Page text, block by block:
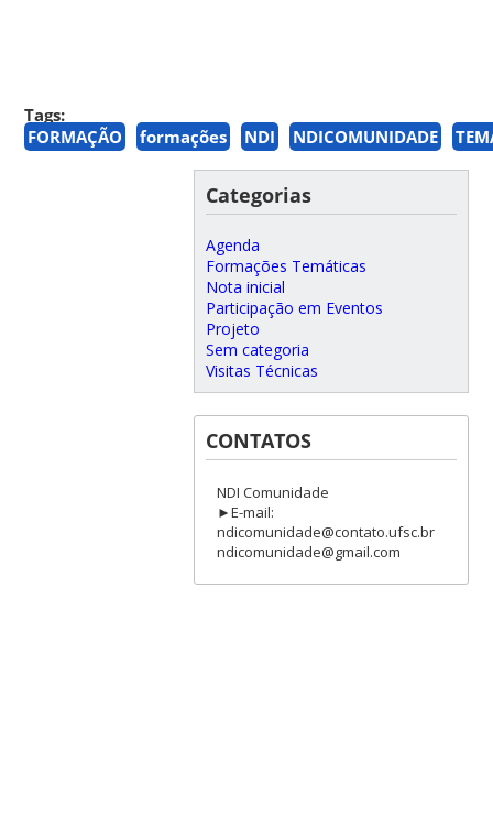
Tags:
FORMAÇÃO
formações NDI NDICOMUNIDADE
Categorias
Agenda
Formações Temáticas
Nota inicial
Participação em Eventos
Projeto
Sem categoria
Visitas Técnicas
CONTATOS
NDI Comunidade
►E-mail:
ndicomunidade@contato.ufsc.br
ndicomunidade@gmail.com